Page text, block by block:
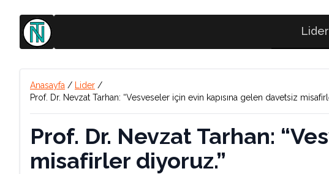
Lider
Anasayfa / Lider /
Prof. Dr. Nevzat Tarhan: “Vesveseler için evin kapısına gelen davetsiz
Prof. Dr. Nevzat Tarhan:
misafirler diyoruz.”